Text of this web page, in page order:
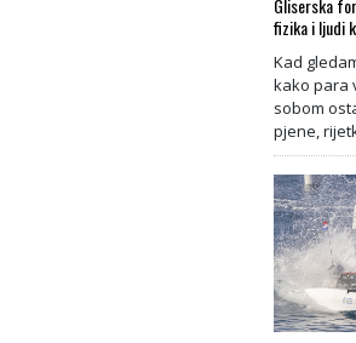
Gliserska
fizika i ljudi
Kad
kako para
sobom
pjene,